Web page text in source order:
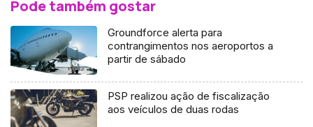
Pode também gostar
Groundforce alerta para
contrangimentos nos aeroportos a
partir de sábado
PSP realizou ação de fiscalização
aos veículos de duas rodas